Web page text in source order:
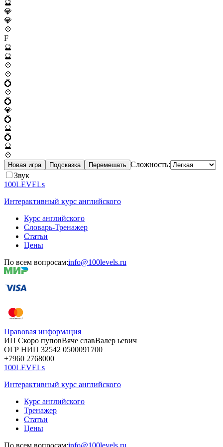
🔮
💎
💎
💠
F
🔮
🔮
💠
💠
💍
💠
💍
💎
💍
🔮
💍
🔮
💠
Новая игра Подсказка Перемешать Сложность:
Звук
100LEVELs
Интерактивный курс английского
Курс английского
Словарь-Тренажер
Статьи
Цены
По всем вопросам:info@100levels.ru
Правовая информация
ИП Скоро пуповВяче славВалер ьевич
ОГР НИП 32542 0500091700
+7960 2768000
100LEVELs
Интерактивный курс английского
Курс английского
Тренажер
Статьи
Цены